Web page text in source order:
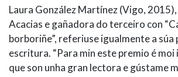
Laura González Martínez (Vigo, 2015),
Acacias e gañadora do terceiro con
borboriñe”, referiuse igualmente a súa
escritura. “Para min este premio é
que son unha gran lectora e gústame